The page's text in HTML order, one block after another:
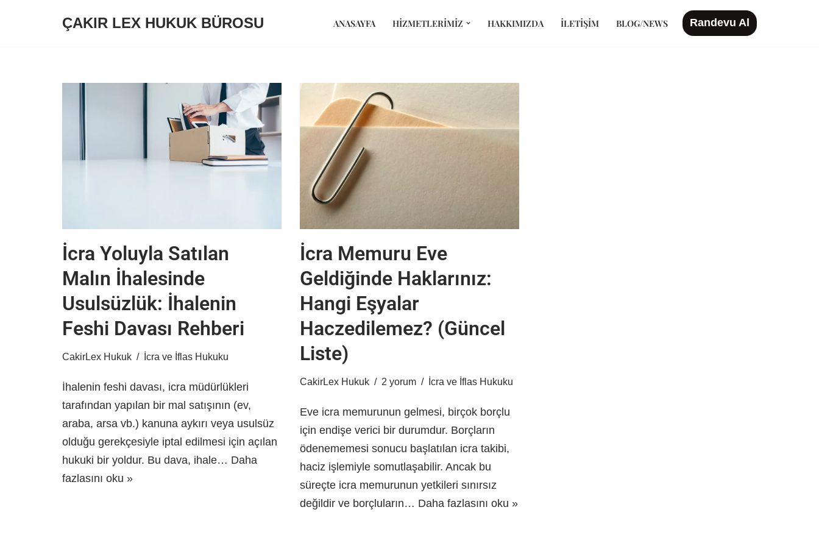
ÇAKIR LEX HUKUK BÜROSU ANASAYFA HIZMETLERIMIZ HAKKIMIZDA İLETIŞIM BLOG/NEWS Randevu Al
İcra Yoluyla Satılan
Malın İhalesinde
Usulsüzlük: İhalenin
Feshi Davası Rehberi
CakirLex Hukuk İcra ve İflas Hukuku
İhalenin feshi davası, icra müdürlükleri
tarafından yapılan bir mal satışının (ev,
araba, arsa vb.) kanuna aykırı veya usulsüz
olduğu gerekçesiyle iptal edilmesi için açılan
hukuki bir yoldur. Bu dava, ihale… Daha
fazlasını oku »
İcra Memuru Eve
Geldiğinde Haklarınız:
Hangi Eşyalar
Haczedilemez? (Güncel
Liste)
CakirLex Hukuk 2 yorum İcra ve İflas Hukuku
Eve icra memurunun gelmesi, birçok borçlu
için endişe verici bir durumdur. Borçların
ödenememesi sonucu başlatılan icra takibi,
haciz işlemiyle somutlaşabilir. Ancak bu
süreçte icra memurunun yetkileri sınırsız
değildir ve borçluların… Daha fazlasını oku »